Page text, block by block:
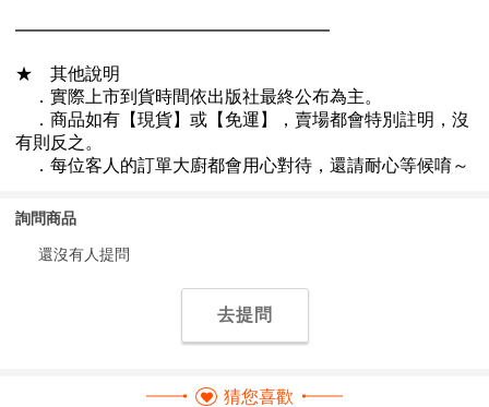
詢問商品
還沒有人提問
去提問
猜您喜歡